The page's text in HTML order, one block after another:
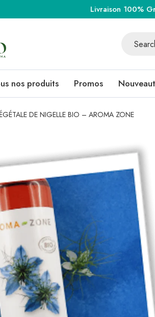
Livraison 100%
nos produits Promos
DE NIGELLE BIO – AROMA ZONE